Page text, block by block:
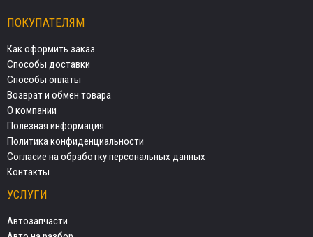
ПОКУПАТЕЛЯМ
Как оформить заказ
Способы доставки
Способы оплаты
Возврат и обмен товара
О компании
Полезная информация
Политика конфиденциальности
Согласие на обработку персональных данных
Контакты
УСЛУГИ
Автозапчасти